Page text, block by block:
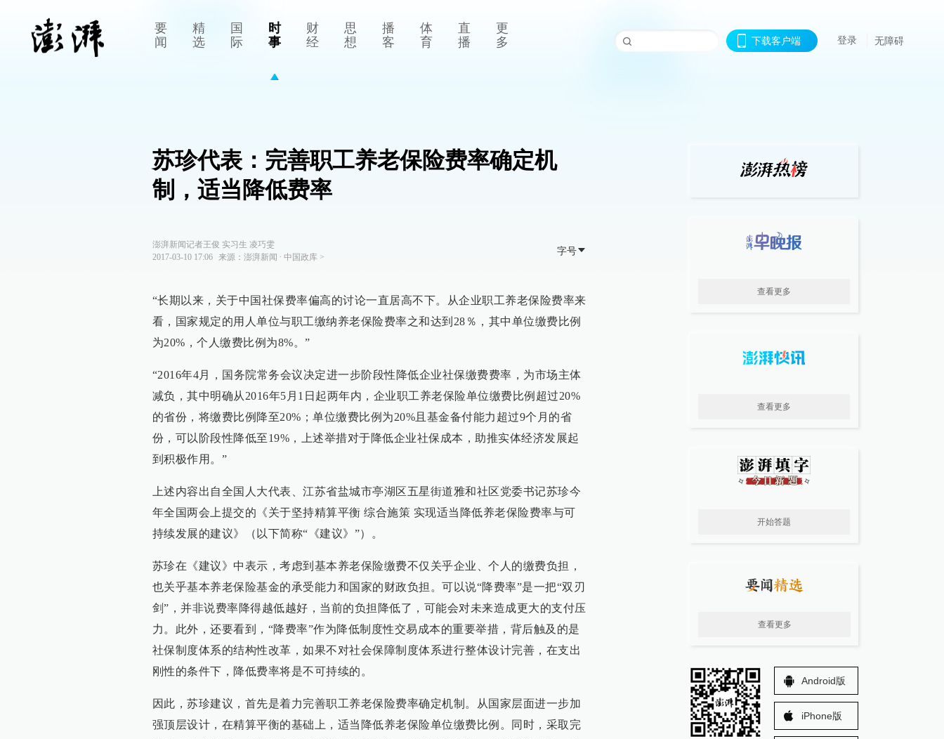
要
闻
精
选
国
际
时
事
财
经
思
想
播
客
体
育
直
播
更
多
下载客户端 登录 无障碍
苏珍代表：完善职工养老保险费率确定机
制，适当降低费率
澎湃新闻记者王俊 实习生 凌巧雯
2017-03-10 17:06
来源： 澎湃新闻 ∙ 中国政库>
字号
“长期以来，关于中国社保费率偏高的讨论一直居高不下。从企业职工养老保险费率来
看，国家规定的用人单位与职工缴纳养老保险费率之和达到28％，其中单位缴费比例
为20%，个人缴费比例为8%。”
“2016年4月，国务院常务会议决定进一步阶段性降低企业社保缴费费率，为市场主体
减负，其中明确从2016年5月1日起两年内，企业职工养老保险单位缴费比例超过20%
的省份，将缴费比例降至20%；单位缴费比例为20%且基金备付能力超过9个月的省
份，可以阶段性降低至19%，上述举措对于降低企业社保成本，助推实体经济发展起
到积极作用。”
上述内容出自全国人大代表、江苏省盐城市亭湖区五星街道雅和社区党委书记苏珍今
年全国两会上提交的《关于坚持精算平衡 综合施策 实现适当降低养老保险费率与可
持续发展的建议》（以下简称“《建议》”）。
苏珍在《建议》中表示，考虑到基本养老保险缴费不仅关乎企业、个人的缴费负担，
也关乎基本养老保险基金的承受能力和国家的财政负担。可以说“降费率”是一把“双刃
剑”，并非说费率降得越低越好，当前的负担降低了，可能会对未来造成更大的支付压
力。此外，还要看到，“降费率”作为降低制度性交易成本的重要举措，背后触及的是
社保制度体系的结构性改革，如果不对社会保障制度体系进行整体设计完善，在支出
刚性的条件下，降低费率将是不可持续的。
因此，苏珍建议，首先是着力完善职工养老保险费率确定机制。从国家层面进一步加
强顶层设计，在精算平衡的基础上，适当降低养老保险单位缴费比例。同时，采取完
查看更多
查看更多
开始答题
查看更多
Android版
iPhone版